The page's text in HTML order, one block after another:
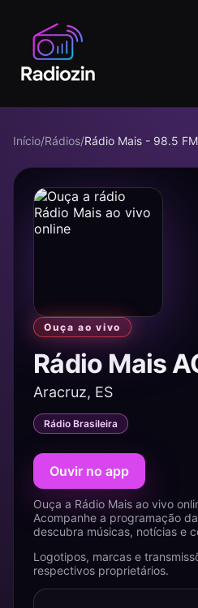
Início/Rádios/Rádio Mais - 98.5 FM
Ouça ao vivo
Rádio Mais
Aracruz, ES
Rádio Brasileira
Ouvir no app
Ouça a Rádio Mais ao vivo
Acompanhe a programação
descubra músicas, notícias e
Logotipos, marcas e
respectivos proprietários.